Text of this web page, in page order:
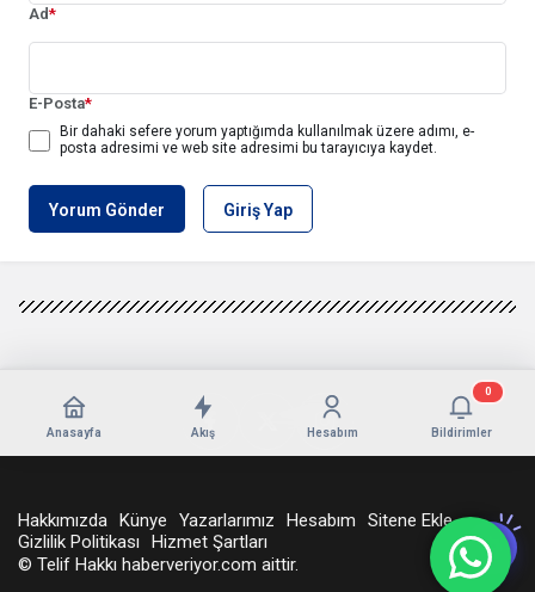
Ad*
E-Posta*
Bir dahaki sefere yorum yaptığımda kullanılmak üzere adımı, e-
posta adresimi ve web site adresimi bu tarayıcıya kaydet.
Yorum Gönder Giriş Yap
Anasayfa Akış Hesabım Bildirimler
0
Hakkımızda Künye Yazarlarımız Hesabım
Sitene Ekle
Gizlilik Politikası
Hizmet Şartları
© Telif Hakkı haberveriyor.com aittir.